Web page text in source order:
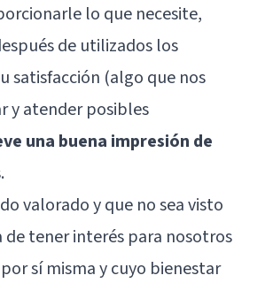
lo que necesite,
de utilizados los
satisfacción (algo que nos
y atender posibles
una buena impresión de
valorado y que no sea visto
tener interés para nosotros
sí misma y cuyo bienestar